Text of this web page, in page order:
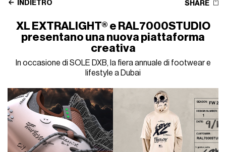
INDIETRO SHARE
XL EXTRALIGHT® e RAL7000STUDIO
presentano una nuova piattaforma
creativa
In occasione di SOLE DXB, la fiera annuale di footwear e
lifestyle a Dubai